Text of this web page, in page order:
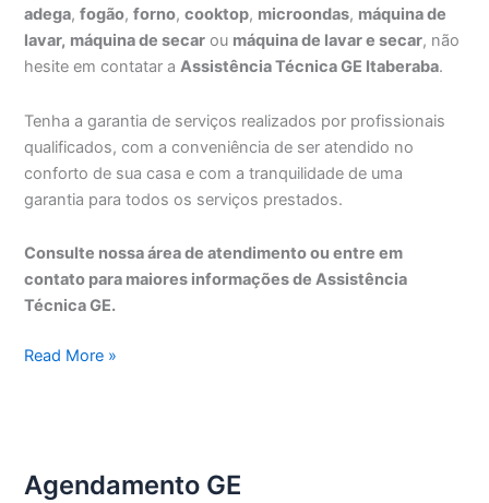
adega,fogão,forno,cooktop, microondas, máquina de
lavar, máquina de secar ou máquina de lavar e secar, não
hesite em contatar aAssistência Técnica GE Itaberaba.
Tenha a garantia de serviços realizados por profissionais
qualificados, com a conveniência de ser atendido no
conforto de sua casa e com a tranquilidade de uma
garantia para todos os serviços prestados.
Consulte nossa área de atendimento ou entre em
contato para maiores informações de Assistência
Técnica GE.
Assistência
Read More »
Agendamento GE